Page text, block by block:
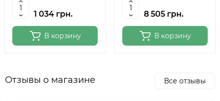
Studio
1 034 грн.
В корзину
6059
8 505 грн.
В корзину
Отзывы о магазине Все отзывы